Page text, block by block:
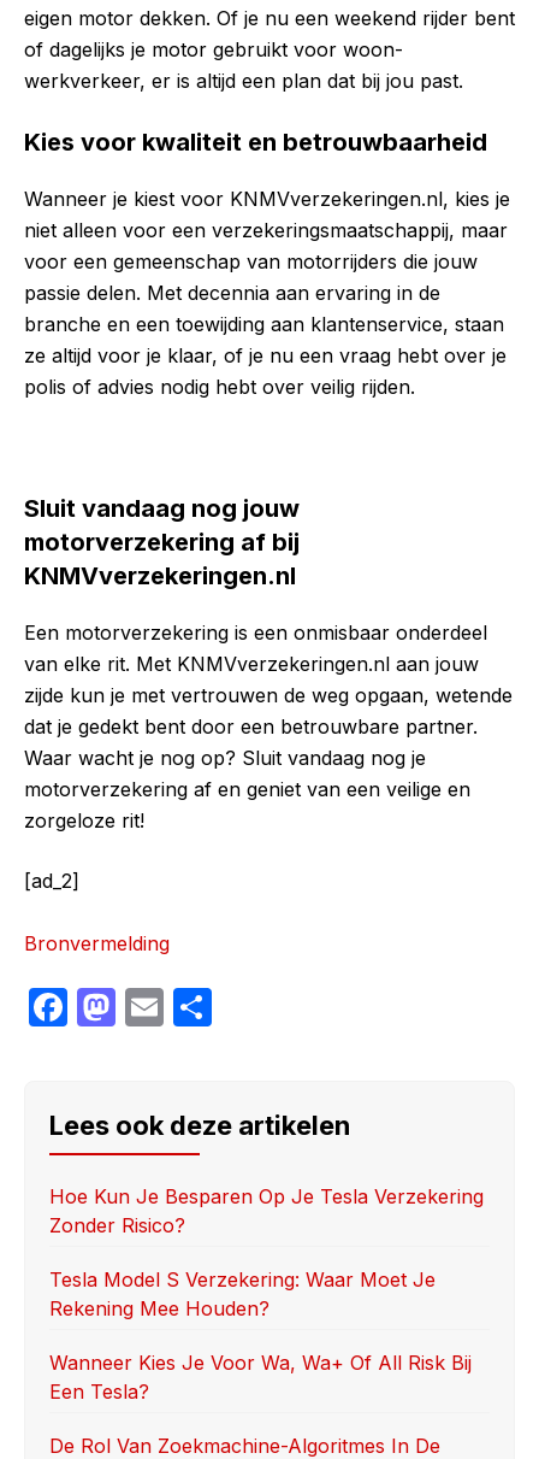
eigen motor dekken. Of je nu een weekend rijder bent
of dagelijks je motor gebruikt voor woon-
werkverkeer, er is altijd een plan dat bij jou past.
Kies voor kwaliteit en betrouwbaarheid
Wanneer je kiest voor KNMVverzekeringen.nl, kies je
niet alleen voor een verzekeringsmaatschappij, maar
voor een gemeenschap van motorrijders die jouw
passie delen. Met decennia aan ervaring in de
branche en een toewijding aan klantenservice, staan
ze altijd voor je klaar, of je nu een vraag hebt over je
polis of advies nodig hebt over veilig rijden.
Sluit vandaag nog jouw
motorverzekering af bij
KNMVverzekeringen.nl
Een motorverzekering is een onmisbaar onderdeel
van elke rit. Met KNMVverzekeringen.nl aan jouw
zijde kun je met vertrouwen de weg opgaan, wetende
dat je gedekt bent door een betrouwbare partner.
Waar wacht je nog op? Sluit vandaag nog je
motorverzekering af en geniet van een veilige en
zorgeloze rit!
[ad_2]
Bronvermelding
F
e
b
o
o
k
M
o
d
o
n
E
e
Lees ook deze artikelen
Hoe Kun Je Besparen Op Je Tesla Verzekering
Zonder Risico?
Tesla Model S Verzekering: Waar Moet Je
Rekening Mee Houden?
Wanneer Kies Je Voor Wa, Wa+ Of All Risk Bij
Een Tesla?
De Rol Van Zoekmachine-Algoritmes In De